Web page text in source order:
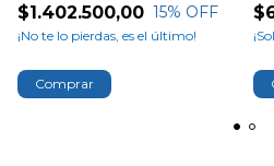
$1.402.500,00 15% OFF
¡No te lo pierdas, es el último!